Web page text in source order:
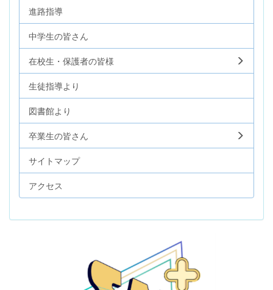
進路指導
中学生の皆さん
在校生・保護者の皆様
生徒指導より
図書館より
卒業生の皆さん
サイトマップ
アクセス